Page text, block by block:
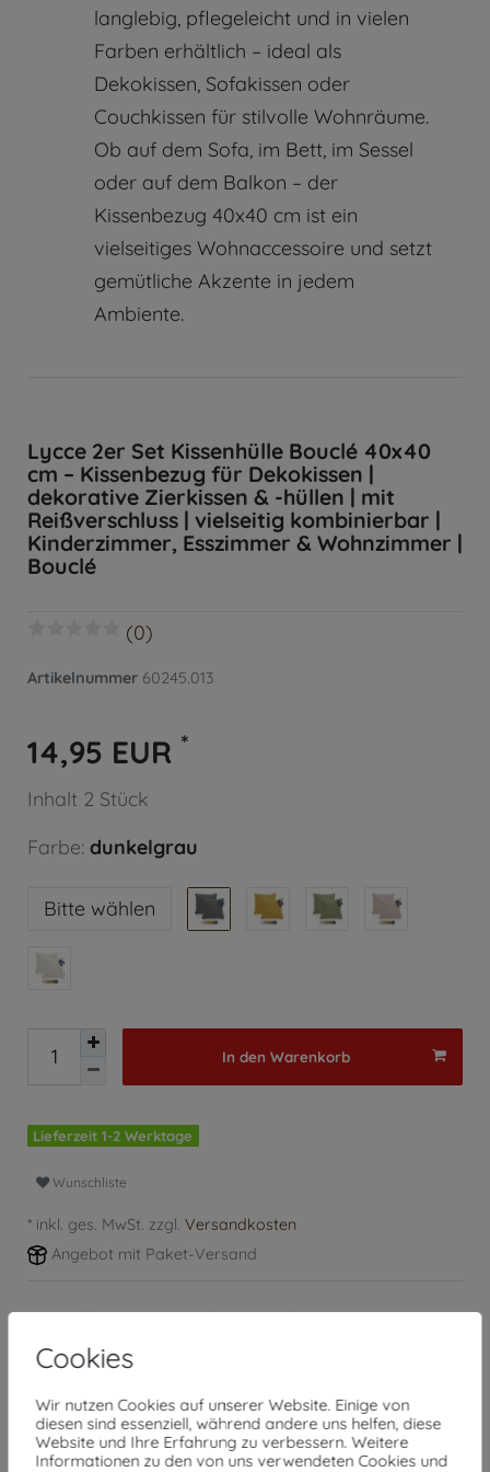
langlebig, pflegeleicht und in vielen
Farben erhältlich – ideal als
Dekokissen, Sofakissen oder
Couchkissen für stilvolle Wohnräume.
Ob auf dem Sofa, im Bett, im Sessel
oder auf dem Balkon – der
Kissenbezug 40x40 cm ist ein
vielseitiges Wohnaccessoire und setzt
gemütliche Akzente in jedem
Ambiente.
Lycce 2er Set Kissenhülle Bouclé 40x40
cm – Kissenbezug für Dekokissen |
dekorative Zierkissen & -hüllen | mit
Reißverschluss | vielseitig kombinierbar |
Kinderzimmer, Esszimmer & Wohnzimmer |
Bouclé
(0)
Artikelnummer 60245.013
14,95 EUR *
Inhalt 2 Stück
Farbe: dunkelgrau
Bitte wählen
In den Warenkorb
Lieferzeit 1-2 Werktage
Wunschliste
* inkl. ges. MwSt. zzgl. Versandkosten
Angebot mit Paket-Versand
Lieferzeit etwa 1 bis 3 Werktage
TOP Qualität
Cookies
Wir nutzen Cookies auf unserer Website. Einige von
diesen sind essenziell, während andere uns helfen, diese
Website und Ihre Erfahrung zu verbessern. Weitere
Informationen zu den von uns verwendeten Cookies und